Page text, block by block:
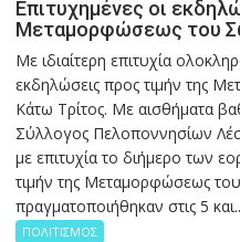
Επιτυχημένες οι
Μεταμορφώσεως του
Με ιδιαίτερη επιτυχία
εκδηλώσεις προς τιμήν της
Κάτω Τρίτος. Με αισθήματα
Σύλλογος Πελοποννησίων
με επιτυχία το διήμερο των
τιμήν της Μεταμορφώσεως
πραγματοποιήθηκαν στις 5
ΠΟΛΙΤΙΣΜΟΣ